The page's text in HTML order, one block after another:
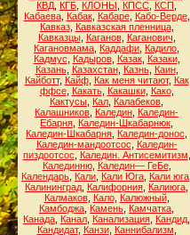
КВД КГБ КЛОНЫ КПСС КСП
Кабаева, Кабак, Кабаре, Кабо-Верде,
Кавказ, Кавказская пленница,
Кавказцы, Каганов, Каганович
Кагановмама Каддафи Кадило
Кадмус
Кадыров, Казак, Казаки,
Казань, Казахстан, Казнь, Каин,
Кайботт, Кайф, Как меня читают, Как
ффсе, Какать, Какашки, Како,
Кактусы Кал Калабеков
Калашников Каледин Каледин-
Ебарня Каледин-Шкабарнюк
Каледин-Шкабарня Каледин-донос
Каледин-мандоотсос
Каледин-
пиздоотсос
Каледин. Антисемитизм
Калединню, Каледин— ГеБе,
Календарь Кали Кали Юга Кали юга
Калининград Калифорния Калиюга
Калмаков, Кало, Калюжный,
Камбоджа Камень Камчатка
Канада Канал Канализация Кандид
Кандидат, Канзи, Каннибализм